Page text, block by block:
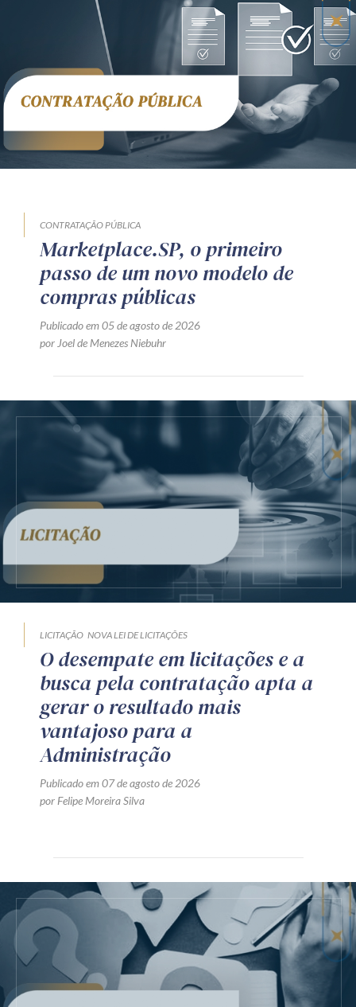
CONTRATAÇÃO PÚBLICA
Marketplace.SP, o primeiro
passo de um novo modelo de
compras públicas
Publicado em 05 de agosto de 2026
por Joel de Menezes Niebuhr
LICITAÇÃO NOVA LEI DE LICITAÇÕES
O desempate em licitações e a
busca pela contratação apta a
gerar o resultado mais
vantajoso para a
Administração
Publicado em 07 de agosto de 2026
por Felipe Moreira Silva